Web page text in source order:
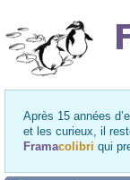
Après 15 années
et les curieux, il
Framacolibri qui